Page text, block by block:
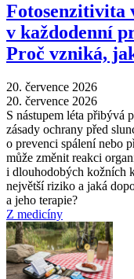
Fotosenzitivita
v každodenní
Proč vzniká,
20. července 2026
20. července 2026
S nástupem léta přibývá
zásady ochrany před
o prevenci spálení nebo
může změnit reakci
i dlouhodobých kožních
největší riziko a jaká
a jeho terapie?
Z medicíny